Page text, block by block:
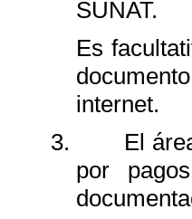
SUNAT.
Es
internet.
3.
El
por